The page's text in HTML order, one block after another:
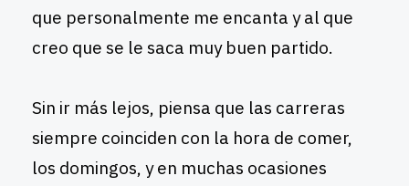
que personalmente me encanta y al que
creo que se le saca muy buen partido.
Sin ir más lejos, piensa que las carreras
siempre coinciden con la hora de comer,
los domingos, y en muchas ocasiones